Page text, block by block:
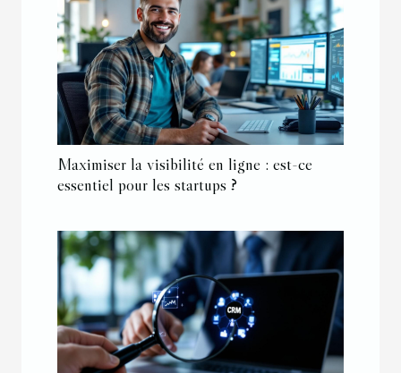
Maximiser la visibilité en ligne : est-ce
essentiel pour les startups ?